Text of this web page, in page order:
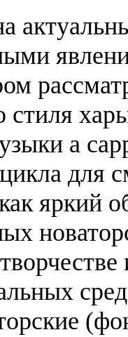
стиля
a
для
яркий